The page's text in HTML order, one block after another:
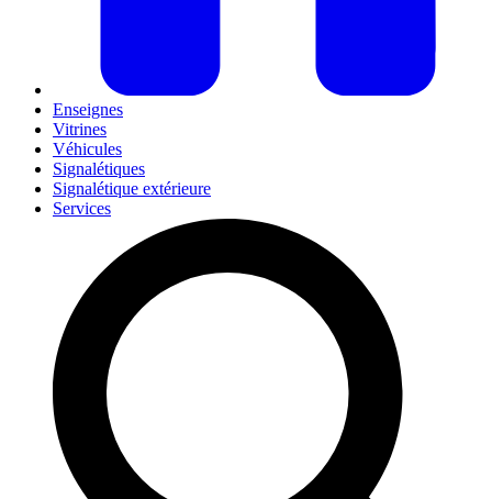
Enseignes
Vitrines
Véhicules
Signalétiques
Signalétique extérieure
Services